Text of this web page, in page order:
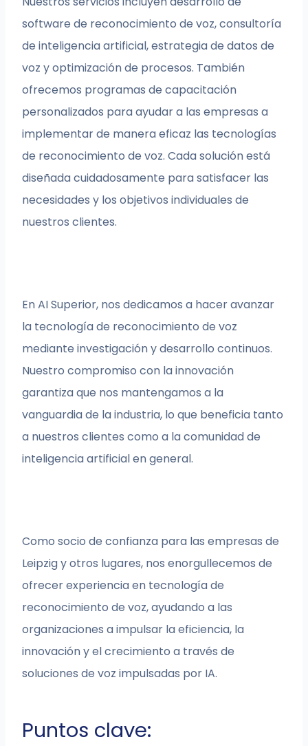
software de reconocimiento de voz, consultoría
de inteligencia artificial, estrategia de datos de
voz y optimización de procesos. También
ofrecemos programas de capacitación
personalizados para ayudar a las empresas a
implementar de manera eficaz las tecnologías
de reconocimiento de voz. Cada solución está
diseñada cuidadosamente para satisfacer las
necesidades y los objetivos individuales de
nuestros clientes.
En AI Superior, nos dedicamos a hacer avanzar
la tecnología de reconocimiento de voz
mediante investigación y desarrollo continuos.
Nuestro compromiso con la innovación
garantiza que nos mantengamos a la
vanguardia de la industria, lo que beneficia tanto
a nuestros clientes como a la comunidad de
inteligencia artificial en general.
Como socio de confianza para las empresas de
Leipzig y otros lugares, nos enorgullecemos de
ofrecer experiencia en tecnología de
reconocimiento de voz, ayudando a las
organizaciones a impulsar la eficiencia, la
innovación y el crecimiento a través de
soluciones de voz impulsadas por IA.
Puntos clave: